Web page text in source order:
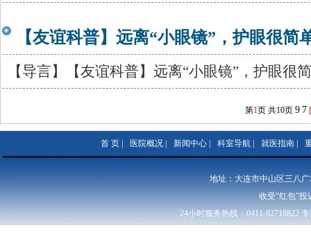
【友谊科普】远离“小眼镜”，护眼很简
【导言】【友谊科普】远离“小眼镜”，护眼很
第1页 共10页 9 7
首 页 医院概况 新闻中心 科室导航 就医指南
地址：大连市中山区三八广
收受“红包”投
24小时服务热线：0411-82718822